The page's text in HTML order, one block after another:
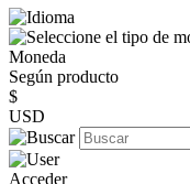
Moneda
Según producto
$
USD
Acceder